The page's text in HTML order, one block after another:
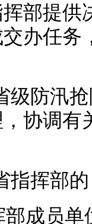
部提供
办任务
防汛抢
协调有
挥部的
成员单